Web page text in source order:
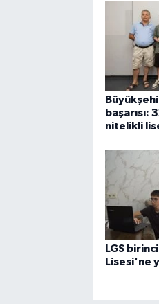
başarısı:
nitelikli
LGS
Lisesi'ne